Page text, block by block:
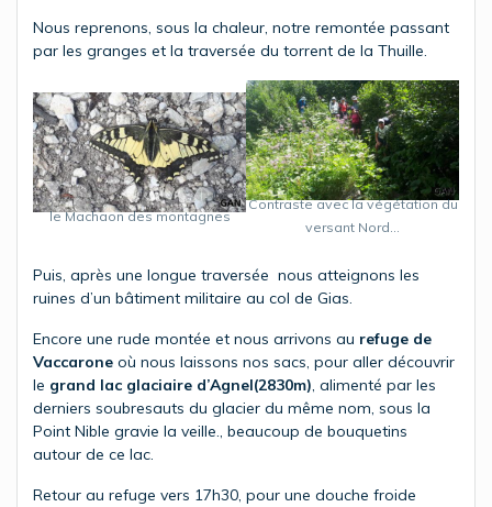
Nous reprenons, sous la chaleur, notre remontée passant
par les granges et la traversée du torrent de la Thuille.
le Machaon des montagnes
Contraste avec la végétation du
versant Nord…
Puis, après une longue traversée nous atteignons les
ruines d’un bâtiment militaire au col de Gias.
Encore une rude montée et nous arrivons au refuge de
Vaccarone où nous laissons nos sacs, pour aller découvrir
le grand lac glaciaire d’Agnel(2830m), alimenté par les
derniers soubresauts du glacier du même nom, sous la
Point Nible gravie la veille., beaucoup de bouquetins
autour de ce lac.
Retour au refuge vers 17h30, pour une douche froide